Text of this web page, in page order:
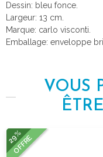
Dessin: bleu fonce.
Largeur: 13 cm.
Marque: carlo visconti.
Emballage: enveloppe
VOUS
29%
OFFRE